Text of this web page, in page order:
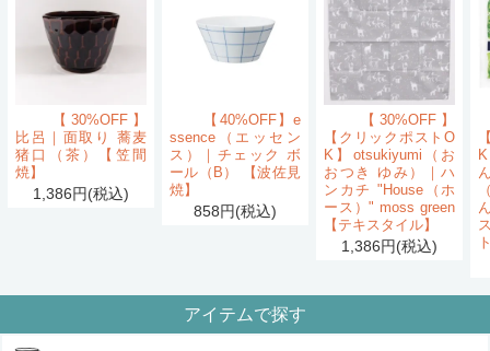
【30%OFF】
比呂｜面取り 蕎麦
猪口（茶）【笠間
焼】
1,386円(税込)
【40%OFF】e
ssence（エッセン
ス）｜チェック ボ
ール（B） 【波佐見
焼】
858円(税込)
【30%OFF】
【クリックポストO
K】otsukiyumi（お
おつき ゆみ）｜ハ
ンカチ "House（ホ
ース）" moss green
【テキスタイル】
1,386円(税込)
アイテムで探す